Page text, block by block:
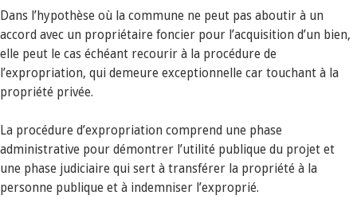
Dans l’hypothèse où la commune ne peut pas aboutir à un
accord avec un propriétaire foncier pour l’acquisition d’un bien,
elle peut le cas échéant recourir à la procédure de
l’expropriation, qui demeure exceptionnelle car touchant à la
propriété privée.
La procédure d’expropriation comprend une phase
administrative pour démontrer l’utilité publique du projet et
une phase judiciaire qui sert à transférer la propriété à la
personne publique et à indemniser l’exproprié.